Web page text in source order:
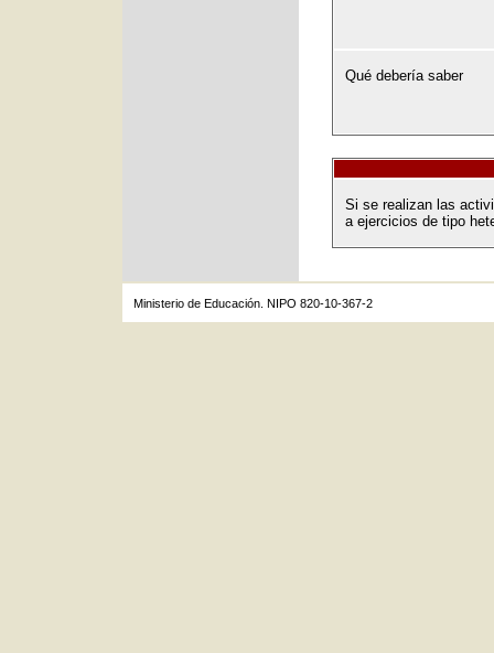
Qué debería saber
Si se realizan las
a ejercicios de tipo
Ministerio de Educación. NIPO 820-10-367-2